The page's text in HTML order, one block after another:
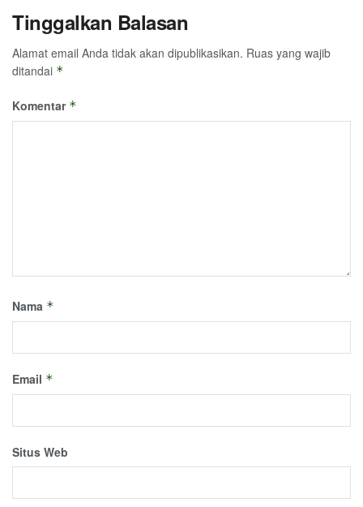
Tinggalkan Balasan
Alamat email Anda tidak akan dipublikasikan. Ruas yang wajib
ditandai *
Komentar *
Nama *
Email *
Situs Web